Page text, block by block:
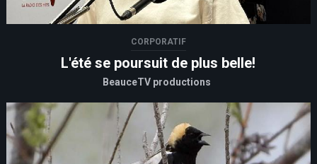
CORPORATIF
L'été se poursuit de plus belle!
BeauceTV productions